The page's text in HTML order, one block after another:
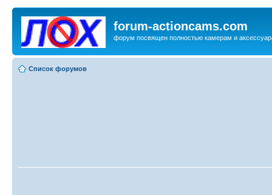
forum-actioncams.com
форум посвящен полностью камерам и
Список форумов